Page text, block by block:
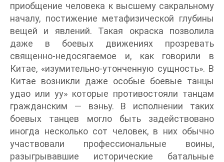
приобщение человека к высшему сакральному
началу, постижение метафизической глубины
вещей и явлений. Такая окраска позволила
даже в боевых движениях прозревать
священно-недосягаемое и, как говорили в
Китае, «изумительно-утонченную сущность». В
Китае возникли даже особые боевые танцы
удао или уу» которые противостояли танцам
гражданским — вэньу. В исполнении таких
боевых танцев могло быть задействовано
иногда несколько сот человек, в них обычно
участвовали профессиональные воины,
разыгрывавшие исторические батальные